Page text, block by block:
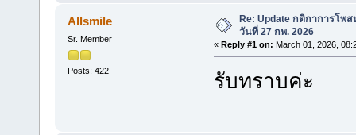
Allsmile
Sr. Member
Posts: 422
Re: Update กติกาการโพ
วันที่ 27 กพ. 2026
« Reply #1 on: March 01, 2026,
รับทราบค่ะ